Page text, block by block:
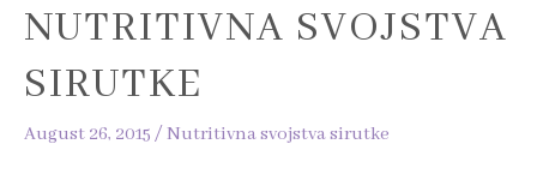
NUTRITIVNA SVOJSTVA
SIRUTKE
August 26, 2015 /Nutritivna svojstva sirutke